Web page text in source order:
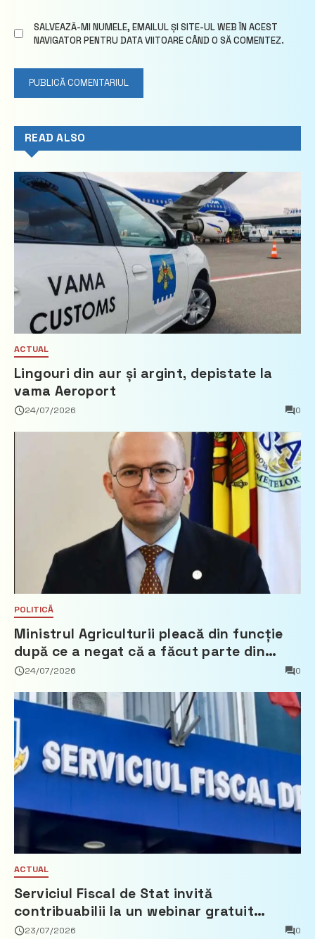
SALVEAZĂ-MI NUMELE, EMAILUL ȘI SITE-UL WEB ÎN ACEST
NAVIGATOR PENTRU DATA VIITOARE CÂND O SĂ COMENTEZ.
READ ALSO
ACTUAL
Lingouri din aur și argint, depistate la
vama Aeroport
24/07/2026 0
POLITICĂ
Ministrul Agriculturii pleacă din funcție
după ce a negat că a făcut parte din
Partidul Democrat
24/07/2026 0
ACTUAL
Serviciul Fiscal de Stat invită
contribuabilii la un webinar gratuit
privind calculul impozitului pe bunurile
23/07/2026 0